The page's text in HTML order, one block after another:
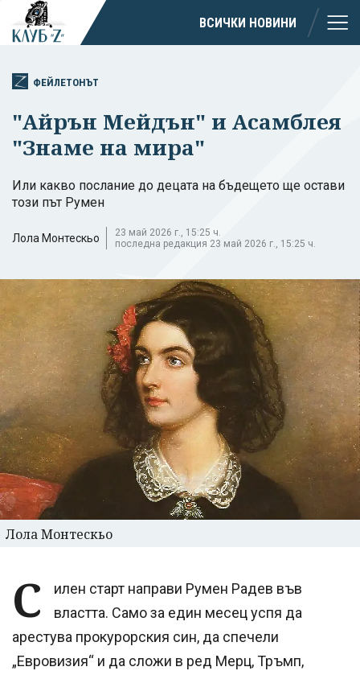
ВСИЧКИ НОВИНИ
ФЕЙЛЕТОНЪТ
"Айрън Мейдън" и Асамблея
"Знаме на мира"
Или какво послание до децата на бъдещето ще остави
този път Румен
Лола Монтескьо
23 май 2026 г., 15:25 ч.
последна редакция 23 май 2026 г., 15:25 ч.
Лола Монтескьо
С
илен старт направи Румен Радев във
властта. Само за един месец успя да
арестува прокурорския син, да спечели
„Евровизия“ и да сложи в ред Мерц, Тръмп,